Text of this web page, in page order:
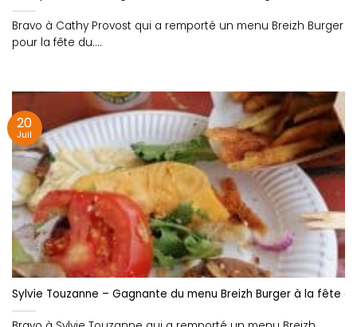
Bravo à Cathy Provost qui a remporté un menu Breizh Burger
pour la fête du....
Sylvie Touzanne – Gagnante du menu Breizh Burger à la fête
20
Juil